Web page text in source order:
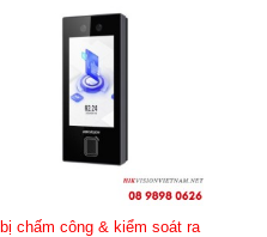
chấm công & kiểm soát ra